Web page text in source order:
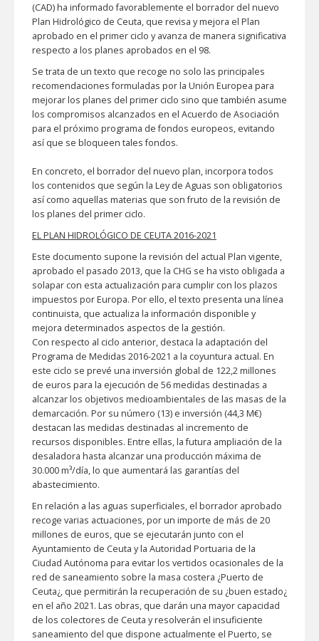
(CAD) ha informado favorablemente el borrador del nuevo
Plan Hidrológico de Ceuta, que revisa y mejora el Plan
aprobado en el primer ciclo y avanza de manera significativa
respecto a los planes aprobados en el 98.
Se trata de un texto que recoge no solo las principales
recomendaciones formuladas por la Unión Europea para
mejorar los planes del primer ciclo sino que también asume
los compromisos alcanzados en el Acuerdo de Asociación
para el próximo programa de fondos europeos, evitando
así que se bloqueen tales fondos.
En concreto, el borrador del nuevo plan, incorpora todos
los contenidos que según la Ley de Aguas son obligatorios
así como aquellas materias que son fruto de la revisión de
los planes del primer ciclo.
EL PLAN HIDROLÓGICO DE CEUTA 2016-2021
Este documento supone la revisión del actual Plan vigente,
aprobado el pasado 2013, que la CHG se ha visto obligada a
solapar con esta actualización para cumplir con los plazos
impuestos por Europa. Por ello, el texto presenta una línea
continuista, que actualiza la información disponible y
mejora determinados aspectos de la gestión.
Con respecto al ciclo anterior, destaca la adaptación del
Programa de Medidas 2016-2021 a la coyuntura actual. En
este ciclo se prevé una inversión global de 122,2 millones
de euros para la ejecución de 56 medidas destinadas a
alcanzar los objetivos medioambientales de las masas de la
demarcación. Por su número (13) e inversión (44,3 M€)
destacan las medidas destinadas al incremento de
recursos disponibles. Entre ellas, la futura ampliación de la
desaladora hasta alcanzar una producción máxima de
30.000 m³/día, lo que aumentará las garantías del
abastecimiento.
En relación a las aguas superficiales, el borrador aprobado
recoge varias actuaciones, por un importe de más de 20
millones de euros, que se ejecutarán junto con el
Ayuntamiento de Ceuta y la Autoridad Portuaria de la
Ciudad Autónoma para evitar los vertidos ocasionales de la
red de saneamiento sobre la masa costera ¿Puerto de
Ceuta¿, que permitirán la recuperación de su ¿buen estado¿
en el año 2021. Las obras, que darán una mayor capacidad
de los colectores de Ceuta y resolverán el insuficiente
saneamiento del que dispone actualmente el Puerto, se